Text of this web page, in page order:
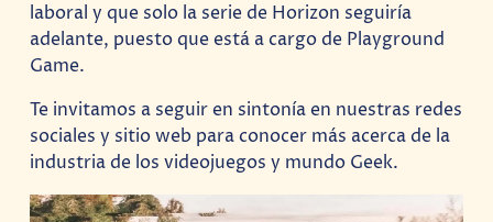
laboral y que solo la serie de Horizon seguiría
adelante, puesto que está a cargo de Playground
Game.
Te invitamos a seguir en sintonía en nuestras redes
sociales y sitio web para conocer más acerca de la
industria de los videojuegos y mundo Geek.